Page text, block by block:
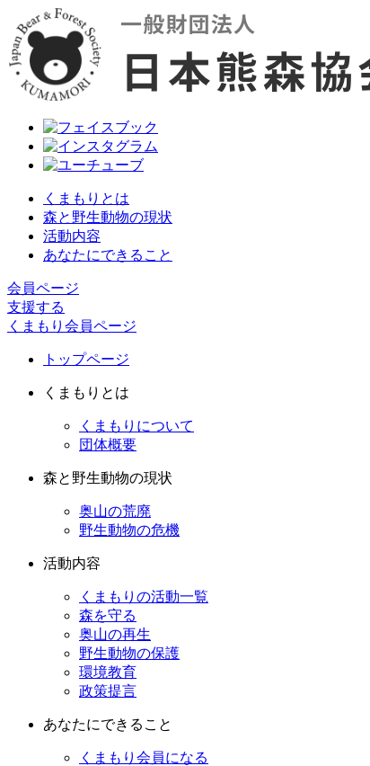
くまもりとは
森と野生動物の現状
活動内容
あなたにできること
会員ページ
支援する
くまもり会員ページ
トップページ
くまもりとは
くまもりについて
団体概要
森と野生動物の現状
奥山の荒廃
野生動物の危機
活動内容
くまもりの活動一覧
森を守る
奥山の再生
野生動物の保護
環境教育
政策提言
あなたにできること
くまもり会員になる